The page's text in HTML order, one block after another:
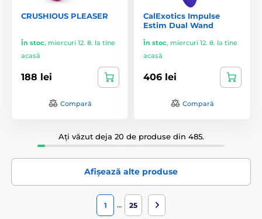
CRUSHIOUS PLEASER
În stoc, miercuri 12. 8. la tine
acasă
188 lei
Compară
CalExotics Impulse
Estim Dual Wand
În stoc, miercuri 12. 8. la tine
acasă
406 lei
Compară
Ați văzut deja 20 de produse din 485.
Afișează alte produse
1 … 25